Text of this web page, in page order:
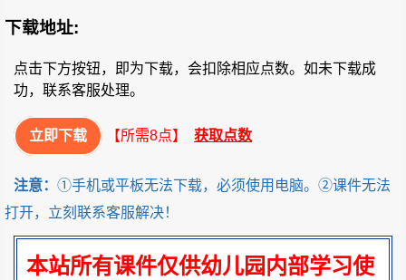
下载地址:
点击下方按钮，即为下载，会扣除相应点数。如未下载成
功，联系客服处理。
立即下载 【所需8点】 获取点数
注意： ①手机或平板无法下载，必须使用电脑。②课件无法
打开，立刻联系客服解决！
本站所有课件仅供幼儿园内部学习使